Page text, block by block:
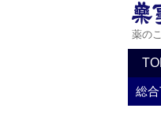
薬の
総